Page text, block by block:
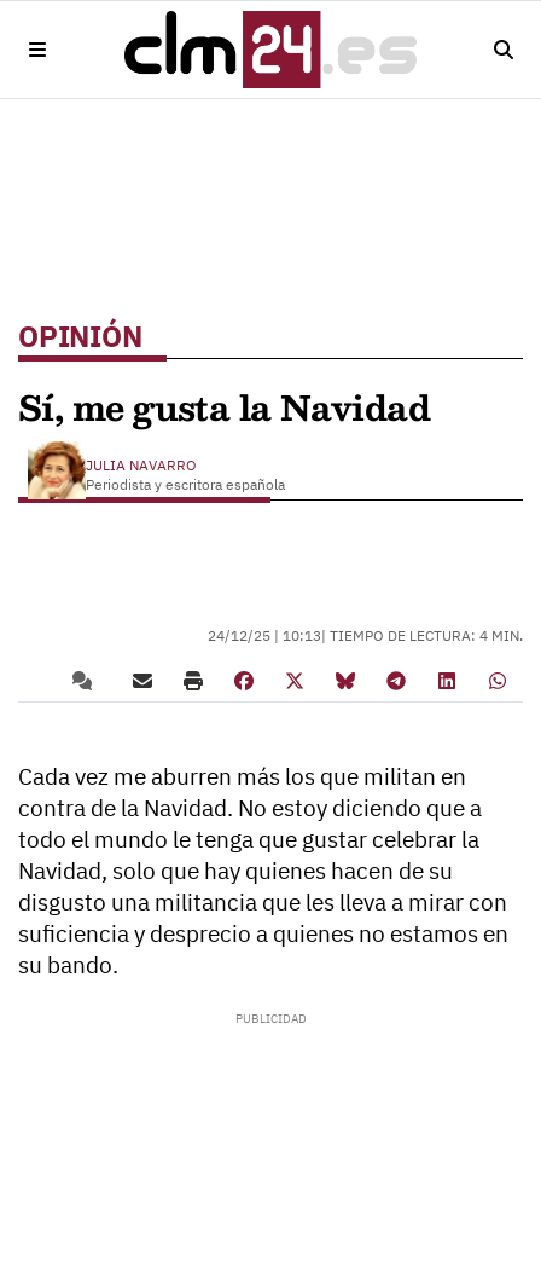
OPINIÓN
Sí, me gusta la Navidad
JULIA NAVARRO
Periodista y escritora española
24/12/25 | 10:13| TIEMPO DE LECTURA: 4 MIN.
Cada vez me aburren más los que militan en
contra de la Navidad. No estoy diciendo que a
todo el mundo le tenga que gustar celebrar la
Navidad, solo que hay quienes hacen de su
disgusto una militancia que les lleva a mirar con
suficiencia y desprecio a quienes no estamos en
su bando.